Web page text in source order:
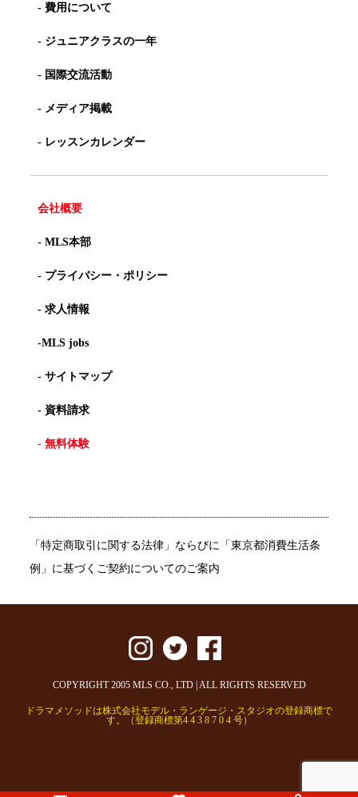
- 費用について
- ジュニアクラスの一年
- 国際交流活動
- メディア掲載
- レッスンカレンダー
会社概要
- MLS本部
- プライバシー・ポリシー
- 求人情報
-MLS jobs
- サイトマップ
- 資料請求
- 無料体験
「特定商取引に関する法律」ならびに「東京都消費生活条
例」に基づくご契約についてのご案内
COPYRIGHT 2005 MLS CO., LTD | ALL RIGHTS RESERVED
ドラマメソッドは株式会社モデル・ランゲージ・スタジオの登録商標で
す。（登録商標第4 4 3 8 7 0 4 号）